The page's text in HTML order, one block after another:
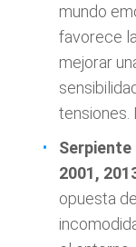
mundo
favorece
mejorar
tensiones.
Serpiente
2001,
opuesta